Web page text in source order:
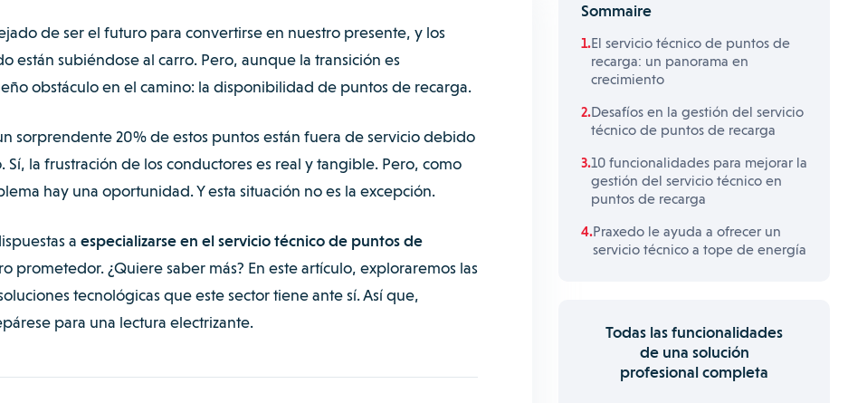
de ser el futuro para convertirse en nuestro presente, y los
están subiéndose al carro. Pero, aunque la transición es
obstáculo en el camino: la disponibilidad de puntos de recarga.
sorprendente20% de estos puntos están fuera de serviciodebido
la frustración de los conductores es real y tangible. Pero, como
hay una oportunidad. Y esta situación no es la excepción.
a especializarse en el servicio técnico de puntos de
prometedor. ¿Quiere saber más? En este artículo, exploraremos las
tecnológicas que este sector tiene ante sí. Así que,
para una lectura electrizante.
Sommaire
El servicio técnico de puntos de
recarga: un panorama en
crecimiento
Desafíos en la gestión del servicio
técnico de puntos de recarga
10 funcionalidades para mejorar la
gestión del servicio técnico en
puntos de recarga
Praxedo le ayuda a ofrecer un
servicio técnico a tope de energía
Todas las funcionalidades
de una solución
profesional completa